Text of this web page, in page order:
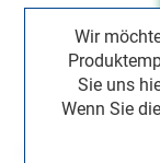
Wir
Sie uns
Wenn Sie